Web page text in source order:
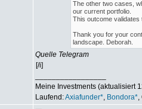
The other two cases,
our current portfolio.
This outcome validates
Thank you for your
landscape. Deborah.
Quelle Telegram
[/i]
Meine Investments (aktualisiert
Laufend:Axiafunder*, Bondora*,